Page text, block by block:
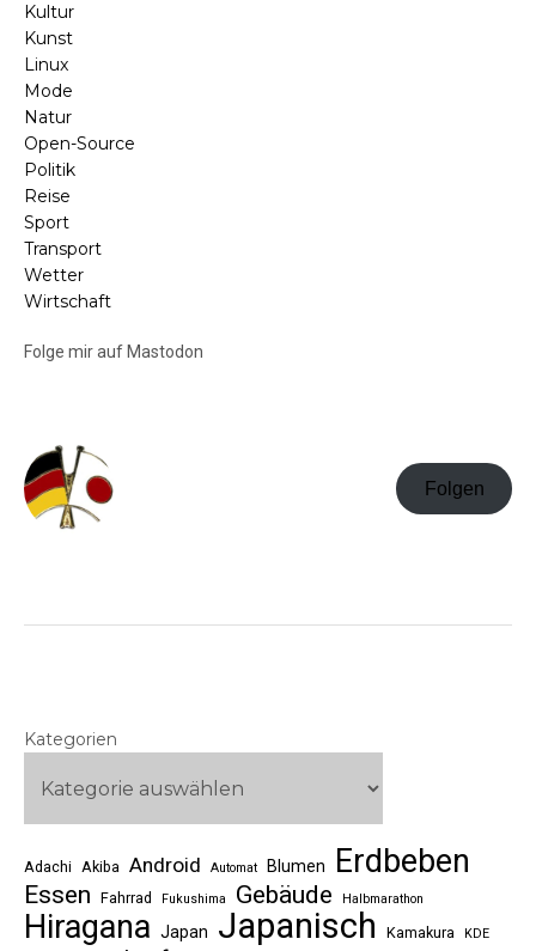
Kultur
Kunst
Linux
Mode
Natur
Open-Source
Politik
Reise
Sport
Transport
Wetter
Wirtschaft
Folge mir auf Mastodon
Folgen
Kategorien
Adachi Akiba Android Automat Blumen Erdbeben
Essen Fahrrad Fukushima Gebäude Halbmarathon
Hiragana Japan Japanisch Kamakura KDE